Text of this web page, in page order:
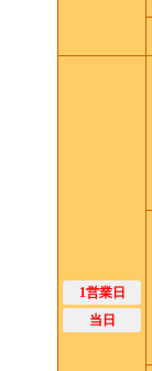
1営業日
当日